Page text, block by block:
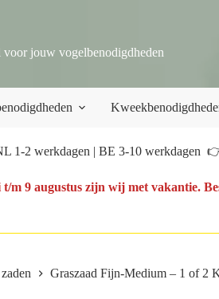
jouw vogelbenodigdheden
1-2 werkdagen | BE 3-10 werkdagen
t/m 9 augustus zijn wij met vakantie.
Graszaad Fijn-Medium – 1 of 2